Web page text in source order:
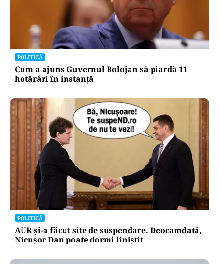
POLITICĂ
Cum a ajuns Guvernul Bolojan să piardă 11
hotărâri în instanță
POLITICĂ
AUR și-a făcut site de suspendare. Deocamdată,
Nicușor Dan poate dormi liniștit